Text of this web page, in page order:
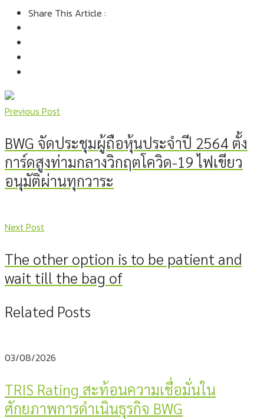
Share This Article :
Previous Post
BWG จัดประชุมผู้ถือหุ้นประจำปี 2564 ตั้ง
การ์ดสูงท่ามกลางวิกฤตโควิด-19 ไฟเขียว
อนุมัติผ่านทุกวาระ
Next Post
The other option is to be patient and
wait till the bag of
Related Posts
03/08/2026
TRIS Rating สะท้อนความเชื่อมั่นใน
ศักยภาพการดำเนินธุรกิจ BWG